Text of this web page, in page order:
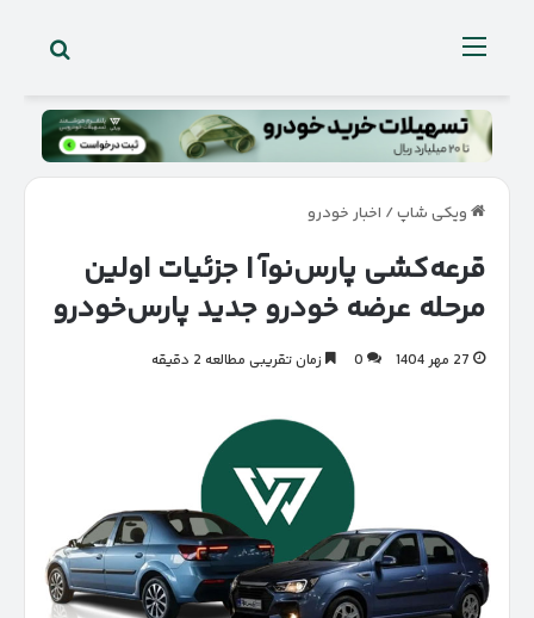
منو
ویکی شاپ/ اخبار خودرو
قرعه‌کشی پارس‌نوآ | جزئیات اولین
مرحله عرضه خودرو جدید پارس‌خودرو
27 مهر 1404 0 زمان تقریبی مطالعه 2 دقیقه